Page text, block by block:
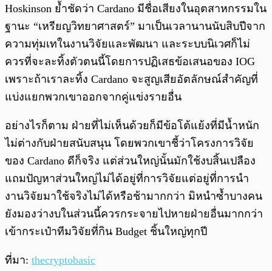
Hoskinson ย้ำชัดว่า Cardano มีชื่อเสียงในอุตสาหกรรมใน
ฐานะ “เหรียญวิทยาศาสตร์” มาเป็นเวลานานนับสิบปีจาก
ความทุ่มเทในงานวิจัยและพัฒนา และระบบนิเวศก็ไม่
ควรที่จะละทิ้งตัวตนนี้โดยการปฏิเสธข้อเสนอของ IOG
เพราะถ้าเราละทิ้ง Cardano จะสูญเสียอัตลักษณ์สำคัญที่
แบ่งแยกพวกเขาออกจากคู่แข่งรายอื่น
อย่างไรก็ตาม ฝ่ายที่ไม่เห็นด้วยก็มีข้อโต้แย้งที่มีน้ำหนัก
ไม่ต่างกับฝ่ายสนับสนุน โดยพวกเขาชี้ว่าโครงการวิจัย
ของ Cardano ดีก็จริง แต่ส่วนใหญ่นั้นมักใช้งบสิ้นเปลือง
แถมปัญหาส่วนใหญ่ไม่ได้อยู่ที่การวิจัยแต่อยู่ที่การนำ
งานวิจัยมาใช้จริงไม่ได้หรือช้ามากกว่า มิหนำซ้ำบางคน
ยังมองว่างบในส่วนนี้ควรกระจายไปหายฝ่ายอื่นมากกว่า
เข้ากระเป๋าทีมวิจัยที่กิน Budget ชิ้นใหญ่ทุกปี
ที่มา: thecryptobasic